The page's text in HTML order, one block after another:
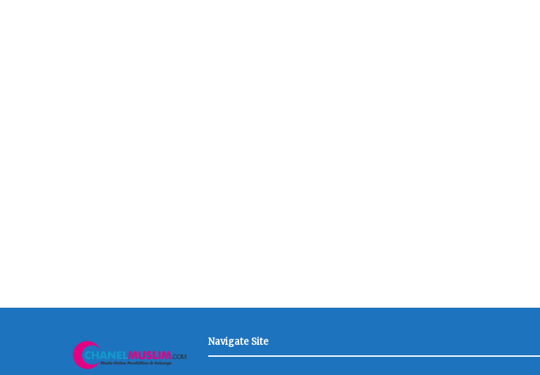
Navigate Site